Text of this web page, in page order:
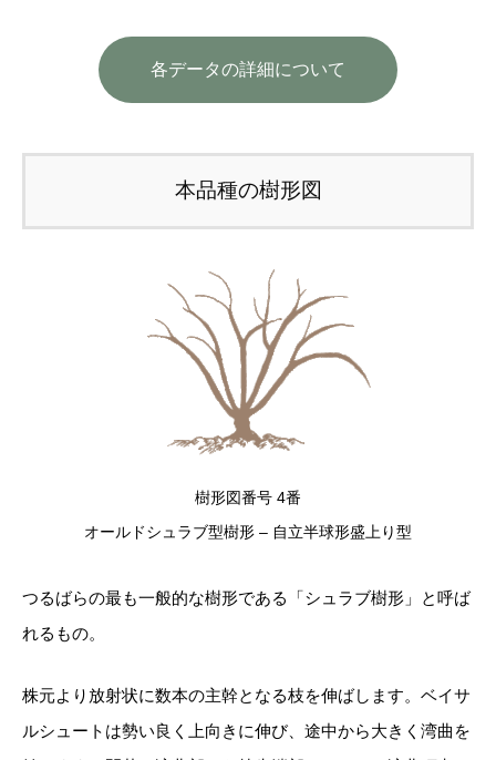
各データの詳細について
本品種の樹形図
樹形図番号 4番
オールドシュラブ型樹形 – 自立半球形盛上り型
つるばらの最も一般的な樹形である「シュラブ樹形」と呼ば
れるもの。
株元より放射状に数本の主幹となる枝を伸ばします。ベイサ
ルシュートは勢い良く上向きに伸び、途中から大きく湾曲を